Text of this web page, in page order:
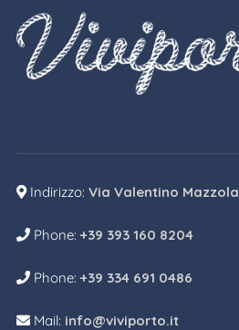
Indirizzo: Via Valentino
Phone:+39 393 160 8204
Phone:+39 334 691 0486
Mail: info@viviporto.it